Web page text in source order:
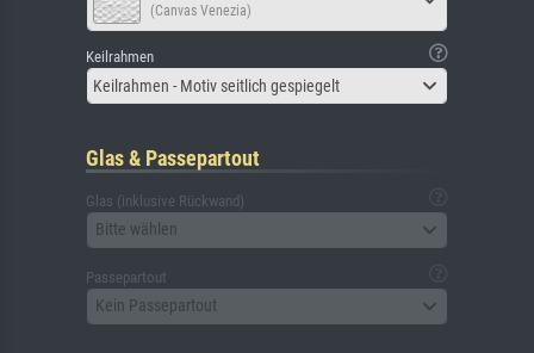
(Canvas Venezia)
Keilrahmen
Keilrahmen - Motiv seitlich gespiegelt
Glas & Passepartout
Glas (inklusive Rückwand)
Bitte wählen
Passepartout
Kein Passepartout